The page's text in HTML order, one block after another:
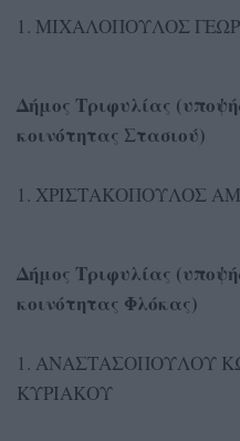
1. ΜΙΧΑΛΟΠΟΥΛΟΣ
Δήμος Τριφυλίας
κοινότητας Στασιού)
1. ΧΡΙΣΤΑΚΟΠΟΥΛΟΣ
Δήμος Τριφυλίας
κοινότητας Φλόκας)
1. ΑΝΑΣΤΑΣΟΠΟΥΛΟΥ
ΚΥΡΙΑΚΟΥ